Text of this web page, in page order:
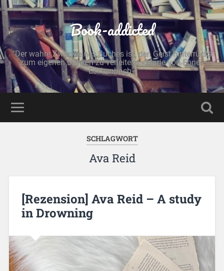
Book-addicted
"Der wahre Zweck eines Buches ist, den Geist hinterrücks
zum eigenen Denken zu verleiten." - Marie von Ebner-
Eschenbach -
SCHLAGWORT
Ava Reid
[Rezension] Ava Reid – A study
in Drowning